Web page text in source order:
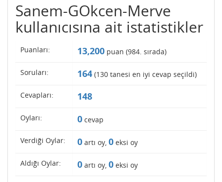
Sanem-GOkcen-Merve
kullanıcısına ait istatistikler
Puanları: 13,200 puan (984. sırada)
Soruları: 164 (130 tanesi en iyi cevap seçildi)
Cevapları: 148
Oyları: 0 cevap
Verdiği Oylar: 0 artı oy, 0 eksi oy
Aldığı Oylar: 0 artı oy, 0 eksi oy